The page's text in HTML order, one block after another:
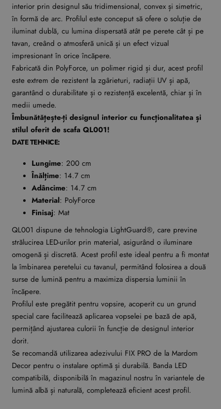
interior prin designul său tridimensional, convex și simetric,
în formă de arc. Profilul este conceput să ofere o soluție de
iluminat dublă, cu lumina dispersată atât pe perete cât și pe
tavan, creând o atmosferă unică și un efect vizual
impresionant în orice încăpere.
Fabricată din PolyForce, un polimer rigid și dur, acest profil
este extrem de rezistent la zgârieturi, radiații UV și apă,
garantând o durabilitate și o rezistență excelentă, chiar și în
medii umede.
Îmbunătățește-ți designul interior cu funcționalitatea și
stilul oferit de scafa QL001!
DATE TEHNICE:
Lungime: 200 cm
Înălțime: 14.7 cm
Adâncime: 14.7 cm
Material: PolyForce
Finisaj: Mat
QL001 dispune de tehnologia LightGuard®, care previne
strălucirea LED-urilor prin material, asigurând o iluminare
omogenă și discretă. Acest profil este ideal pentru a fi montat
la îmbinarea peretelui cu tavanul, permitând folosirea a două
surse de lumină pentru a maximiza dispersia luminii în
încăpere.
Profilul este pregătit pentru vopsire, acoperit cu un grund
special care facilitează aplicarea vopselei pe bază de apă,
permițând ajustarea culorii în funcție de designul interior
dorit.
Se recomandă utilizarea adezivului FIX PRO de la Mardom
Decor pentru o instalare optimă și durabilă. Banda LED
compatibilă, disponibilă în magazinul nostru în variantele de
lumină albă și naturală, completează eficient acest profil.